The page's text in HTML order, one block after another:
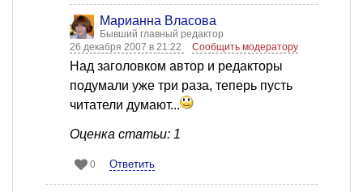
Марианна Власова
Бывший главный редактор
26 декабря 2007 в 21:22
Сообщить модератору
Над заголовком автор и редакторы
подумали уже три раза, теперь пусть
читатели думают...
Оценка статьи: 1
0 Ответить